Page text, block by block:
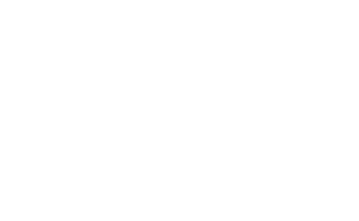
tỉ lệ